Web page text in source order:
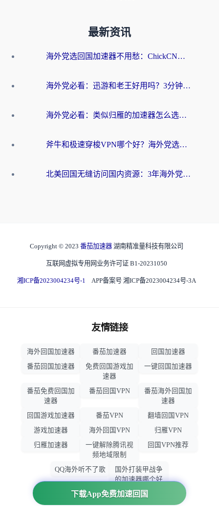
最新资讯
海外党选回国加速器不用愁：ChickCN和洞见哪个好？一篇搞定所有疑问
海外党必看：迅游和老王好用吗？3分钟选对加速国内网络的加速器
海外党必看：类似归雁的加速器怎么选？一篇搞定无缝访问国内资源
斧牛和极速穿梭VPN哪个好？海外党选回国加速器必看的真实对比与避坑指南
北美回国无缝访问国内资源：3年海外党亲测的加速器选择指南
下载App免费加速回国
Copyright © 2023 番茄加速器 湖南精准量科技有限公司
互联网虚拟专用网业务许可证 B1-20231050
湘ICP备2023004234号-1 APP备案号 湘ICP备2023004234号-3A
友情链接
海外回国加速器 番茄加速器
回国加速器
番茄回国加速器
免费回国游戏加
速器
一键回国加速器
番茄免费回国加
速器
番茄回国VPN
番茄海外回国加
速器
回国游戏加速器
番茄VPN
翻墙回国VPN
游戏加速器
海外回国VPN
归雁VPN
归雁加速器
一键解除腾讯视
频地域限制
回国VPN推荐
QQ海外听不了歌
国外打装甲战争
的加速器哪个好
用